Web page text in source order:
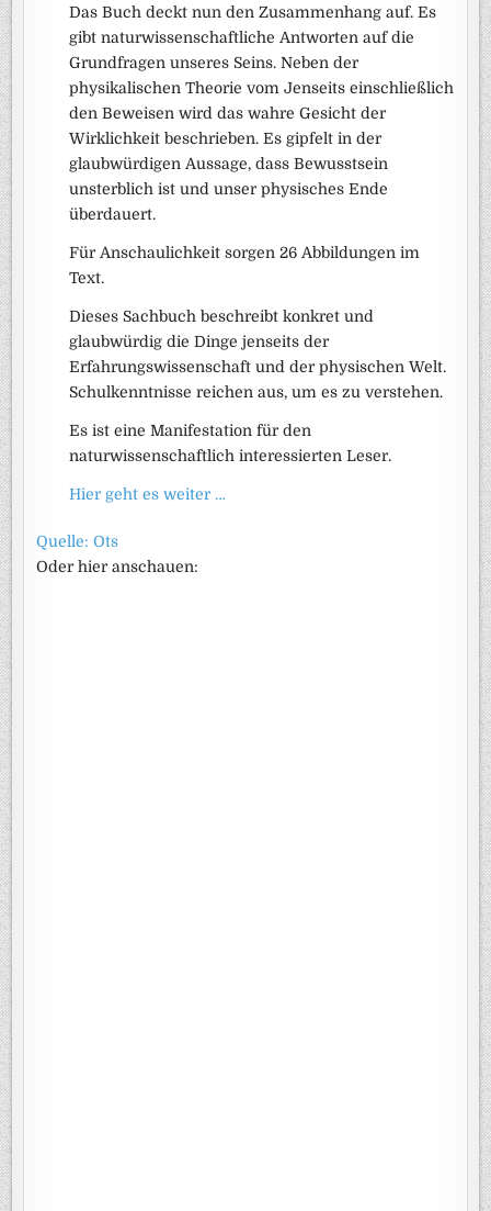
Das Buch deckt nun den Zusammenhang auf. Es
gibt naturwissenschaftliche Antworten auf die
Grundfragen unseres Seins. Neben der
physikalischen Theorie vom Jenseits einschließlich
den Beweisen wird das wahre Gesicht der
Wirklichkeit beschrieben. Es gipfelt in der
glaubwürdigen Aussage, dass Bewusstsein
unsterblich ist und unser physisches Ende
überdauert.
Für Anschaulichkeit sorgen 26 Abbildungen im
Text.
Dieses Sachbuch beschreibt konkret und
glaubwürdig die Dinge jenseits der
Erfahrungswissenschaft und der physischen Welt.
Schulkenntnisse reichen aus, um es zu verstehen.
Es ist eine Manifestation für den
naturwissenschaftlich interessierten Leser.
Hier geht es weiter …
Quelle: Ots
Oder hier anschauen: